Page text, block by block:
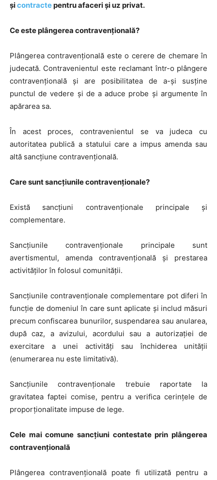
șicontractepentru afaceri și uz privat.
Ce este plângerea contravențională?
Plângerea contravențională este o cerere de chemare în
judecată. Contravenientul este reclamant într-o plângere
contravențională și are posibilitatea de a-și susține
punctul de vedere și de a aduce probe și argumente în
apărarea sa.
În acest proces, contravenientul se va judeca cu
autoritatea publică a statului care a impus amenda sau
altă sancțiune contravențională.
Care sunt sancțiunile contravenționale?
Există sancțiuni contravenționale principale şi
complementare.
Sancțiunile contravenţionale principale sunt
avertismentul, amenda contravențională și prestarea
activităților în folosul comunității.
Sancţiunile contravenţionale complementare pot diferi în
funcție de domeniul în care sunt aplicate și includ măsuri
precum confiscarea bunurilor, suspendarea sau anularea,
după caz, a avizului, acordului sau a autorizaţiei de
exercitare a unei activităţi sau închiderea unităţii
(enumerarea nu este limitativă).
Sancțiunile contravenționale trebuie raportate la
gravitatea faptei comise, pentru a verifica cerințele de
proporționalitate impuse de lege.
Cele mai comune sancțiuni contestate prin plângerea
contravențională
Plângerea contravențională poate fi utilizată pentru a